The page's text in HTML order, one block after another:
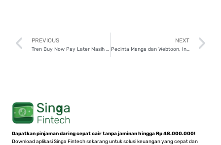
Prev
PREVIOUS NEXT
Pecinta Manga dan Webtoon, Ini Tips Pilih Platform Komik Digital
Dapatkan pinjaman daring cepat cair tanpa jaminan hingga Rp 48.000.000!
Download aplikasi Singa Fintech sekarang untuk solusi keuangan yang cepat dan